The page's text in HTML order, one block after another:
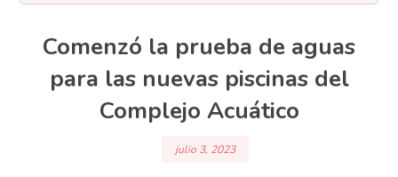
Comenzó la prueba de aguas
para las nuevas piscinas del
Complejo Acuático
julio 3, 2023